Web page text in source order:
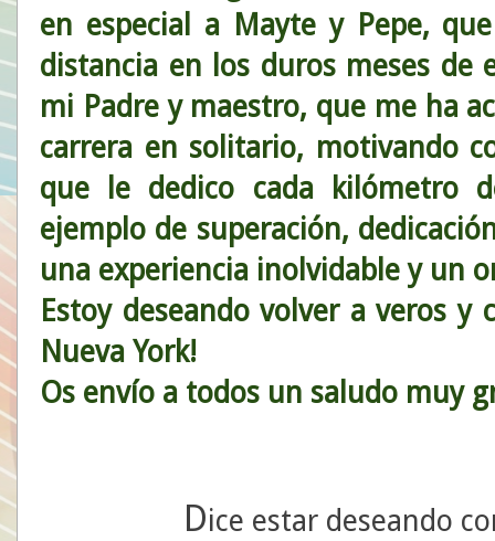
en especial a Mayte y Pepe,
distancia en los duros meses
mi Padre y maestro, que me ha
carrera en solitario, motivando
que le dedico cada kilómetro
ejemplo de superación,
una experiencia inolvidable y un
Estoy deseando volver a veros
Nueva York!
Os envío a todos un saludo muy
Dice estar deseando